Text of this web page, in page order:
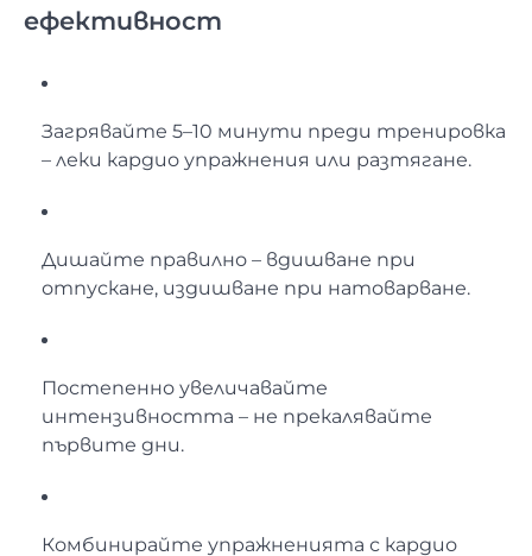
ефективност
Загрявайте 5–10 минути преди тренировка
– леки кардио упражнения или разтягане.
Дишайте правилно – вдишване при
отпускане, издишване при натоварване.
Постепенно увеличавайте
интензивността – не прекалявайте
първите дни.
Комбинирайте упражненията с кардио